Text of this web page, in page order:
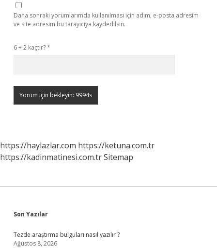
Daha sonraki yorumlarımda kullanılması için adım, e-posta adresim
ve site adresim bu tarayıcıya kaydedilsin.
6 + 2 kaçtır?*
https://haylazlar.com https://ketuna.com.tr
https://kadinmatinesi.com.trSitemap
Sidebar
Son Yazılar
Tezde araştırma bulguları nasıl yazılır ?
Ağustos 8, 2026